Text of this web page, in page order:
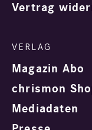
Vertrag
Magazin Abo
chrismon
Mediadaten